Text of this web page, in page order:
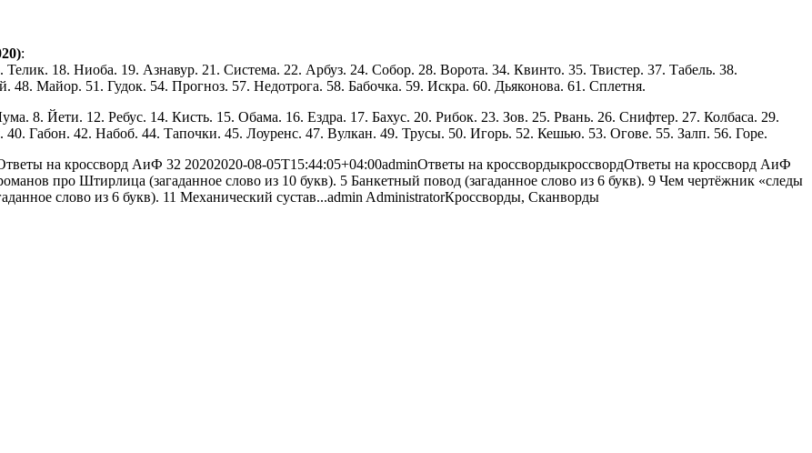
:
18. Ниоба. 19. Азнавур. 21. Система. 22. Арбуз. 24. Собор. 28. Ворота. 34. Квинто. 35. Твистер. 37. Табель. 38.
Майор. 51. Гудок. 54. Прогноз. 57. Недотрога. 58. Бабочка. 59. Искра. 60. Дьяконова. 61. Сплетня.
8. Йети. 12. Ребус. 14. Кисть. 15. Обама. 16. Ездра. 17. Бахус. 20. Рибок. 23. Зов. 25. Рвань. 26. Снифтер. 27. Колбаса. 29.
Габон. 42. Набоб. 44. Тапочки. 45. Лоуренс. 47. Вулкан. 49. Трусы. 50. Игорь. 52. Кешью. 53. Огове. 55. Залп. 56. Горе.
на кроссворд АиФ 32 20202020-08-05T15:44:05+04:00adminОтветы на кроссвордыкроссвордОтветы на кроссворд АиФ
про Штирлица (загаданное слово из 10 букв). 5 Банкетный повод (загаданное слово из 6 букв). 9 Чем чертёжник «следы
слово из 6 букв). 11 Механический сустав...admin AdministratorКроссворды, Сканворды